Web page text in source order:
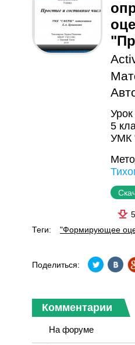
5
УМК
Теги:
"Формирующее
Поделиться:
Комментарии
На форуме